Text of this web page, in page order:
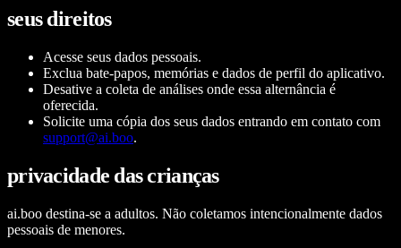
seus direitos
Acesse seus dados pessoais.
Exclua bate-papos, memórias e dados de perfil do aplicativo.
Desative a coleta de análises onde essa alternância é
oferecida.
Solicite uma cópia dos seus dados entrando em contato com
support@ai.boo.
privacidade das crianças
ai.boo destina-se a adultos. Não coletamos intencionalmente dados
pessoais de menores.